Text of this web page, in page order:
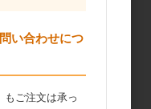
い合わせにつ
もご注文は承っ